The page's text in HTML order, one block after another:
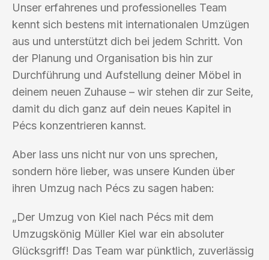
Unser erfahrenes und professionelles Team
kennt sich bestens mit internationalen Umzügen
aus und unterstützt dich bei jedem Schritt. Von
der Planung und Organisation bis hin zur
Durchführung und Aufstellung deiner Möbel in
deinem neuen Zuhause – wir stehen dir zur Seite,
damit du dich ganz auf dein neues Kapitel in
Pécs konzentrieren kannst.
Aber lass uns nicht nur von uns sprechen,
sondern höre lieber, was unsere Kunden über
ihren Umzug nach Pécs zu sagen haben:
„Der Umzug von Kiel nach Pécs mit dem
Umzugskönig Müller Kiel war ein absoluter
Glücksgriff! Das Team war pünktlich, zuverlässig